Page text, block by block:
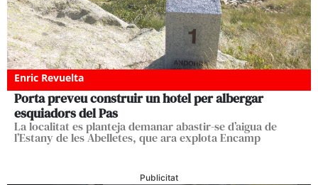
Enric Revuelta
Porta preveu construir un hotel per albergar
esquiadors del Pas
La localitat es planteja demanar abastir-se d’aigua de
l’Estany de les Abelletes, que ara explota Encamp
Publicitat